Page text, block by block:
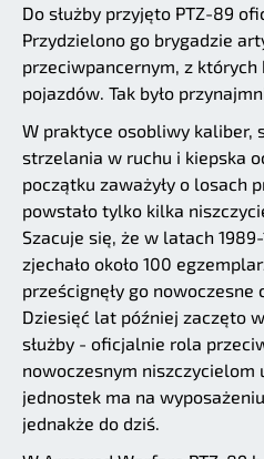
Do służby przyjęto PTZ-89
Przydzielono go brygadzie
przeciwpancernym, z których
pojazdów. Tak było
W praktyce osobliwy kaliber,
strzelania w ruchu i kiepska
początku zaważyły o losach
powstało tylko kilka
Szacuje się, że w latach
zjechało około 100
prześcignęły go nowoczesne
Dziesięć lat później zaczęto
służby - oficjalnie rola
nowoczesnym niszczycielom
jednostek ma na
jednakże do dziś.